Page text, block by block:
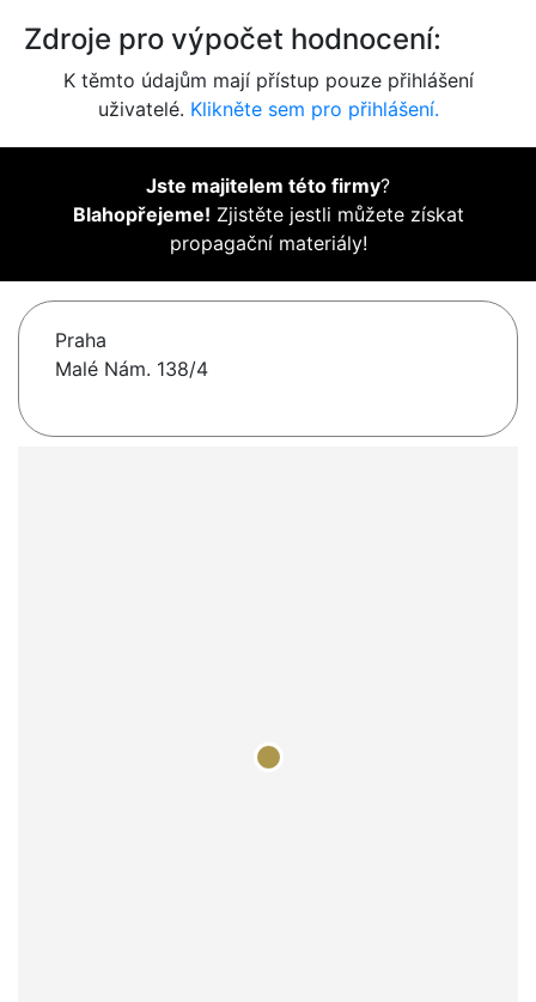
Zdroje pro výpočet hodnocení:
K těmto údajům mají přístup pouze přihlášení
uživatelé. Klikněte sem pro přihlášení.
Jste majitelem této firmy?
Blahopřejeme! Zjistěte jestli můžete získat
propagační materiály!
Praha
Malé Nám. 138/4